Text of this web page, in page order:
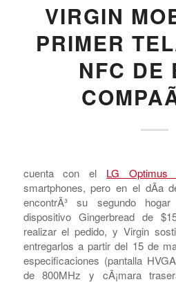
MOBILE
YA SE
EL
OPTIMUS
VIRGIN
PRIMER
NFC DE
cuenta con elLG Optimus